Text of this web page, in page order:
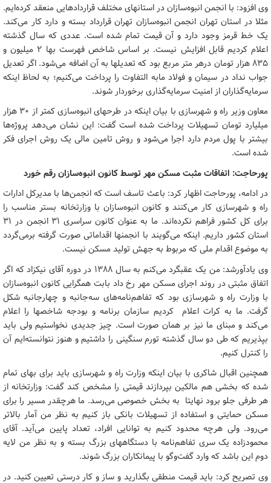
وی افزود: با انجمن انبوه‌سازان در استانهای مختلف قراردادهایی منعقد کرده‌ایم.
مثلا در استان تهران انجمن انبوه‌سازان تهران قرارداد بسته و دارد کار می‌کند.
یک خط قرمز وجود دارد و آن قیمت تمام شده است. عددی که سال گذشته
اعلام کردیم قابل افزایش نیست. بر اساس شاخص فهرست بها ۲ میلیون و
۸۳۵ هزار تومان درهر متر مربع بود که تعدیلها به آن اضافه می‌شود. اگر تعدیل
جواب نداد در سیمان و فولاد مابه التفاوت را پرداخت می‌کنیم؛ به لحاظ اینکه
سرمایه‌گذاران از امنیت سرمایه‌گذاری برخوردار شوند.
معاون وزیر راه و شهرسازی با بیان اینکه در طرحهای انبوه‌سازی کمتر از ۳۰ هزار
میلیارد تومان تسهیلات پرداخت شده است گفت: این نشان می‌دهد پروژه‌ها
بیشتر با پول مردم دارد اجرا می‌شود و روش تامین مالی یک روش اجرای فکر
شده است.
پورحاجت: اتفاقات مثبت مسکن مهر توسط کانون انبوه‌سازان رقم خورد
در ادامه، پورحاجت اظهار کرد: باعث تاسف است که انجمن‌ها با مدیرکل ادارات
راه و شهرسازی کار می‌کنند و کانون انبوه‌سازان با وزارتخانه بستر مناسب را
برای کل کشور فراهم نکرده‌اند. ما به عنوان کانون سراسری ۳۱ انجمن در ۳۱
استان کشور داریم. اینکه می‌گویند با انجمنها اقداماتی صورت گرفته برمی‌گردد
به موضوع اقدام ملی که مربوط به جهش تولید مسکن نیست.
وی یادآورشد: من یک عقبگرد می‌کنم به سال ۱۳۸۸ در دوره آقای نیکزاد که اگر
اتفاق مثبتی در روند اجرای مسکن مهر رخ داد بابت همگرایی کانون انبوه‌سازان
با وزارت راه و شهرسازی بود که تفاهم‌نامه‌های سه‌جانبه و چهارجانبه شکل
گرفت. ما به کرات اعلام کردیم سازمان برنامه و بودجه شاخصها را اعلام
می‌کند و مبنای ما نیز بر همان صورت است. چیز جدیدی نخواستیم ولی باید
بپذیریم که طی دو سال گذشته تورم سنگینی را داشتیم و هنوز نتوانسته‌ایم آن
را کنترل کنیم.
همچنین اقبال شاکری با بیان اینکه وزارت راه و شهرسازی باید برای بهای تمام
شده که بخشی هم مالکین بپردازند قیمتی را مشخص کند گفت: وزارتخانه از
هر طرفی جلو برود نهایتا به بخش خصوصی می‌رسد. ما هرچقدر مسیر را برای
مسکن حمایتی و استفاده از تسهیلات بانکی باز کنیم به نظر من آمار بالاتر
می‌رود. ولی هرچه محدود کنیم به توانایی افراد، تعداد پایین می‌آید. آقای
محمودزاده یک سری تفاهم‌نامه با دستگاههای بزرگ بسته و به نظر من لایه
دوم این باشد که وارد گفت‌وگو با پیمانکاران بزرگ شوند.
وی تصریح کرد: باید قیمت منطقی بگذارید و ساز و کار درستی تعیین کنید. در